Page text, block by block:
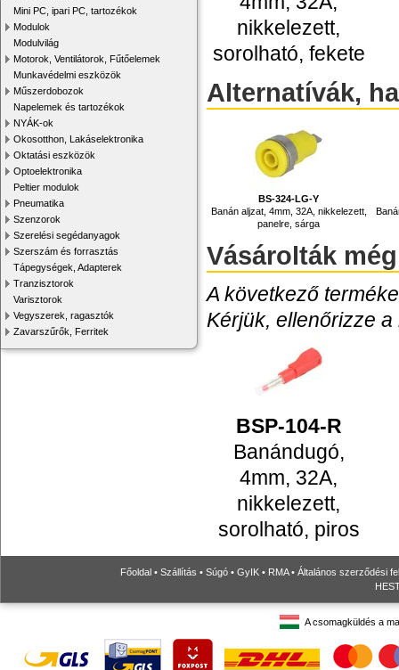
Mini PC, ipari PC, tartozékok
Modulok
Modulvilág
Motorok, Ventilátorok, Fűtőelemek
Munkavédelmi eszközök
Műszerdobozok
Napelemek és tartozékok
NYÁK-ok
Okosotthon, Lakáselektronika
Oktatási eszközök
Optoelektronika
Peltier modulok
Pneumatika
Szenzorok
Szerelési segédanyagok
Szerszám és forrasztás
Tápegységek, Adapterek
Tranzisztorok
Varisztorok
Vegyszerek, ragasztók
Zavarszűrők, Ferritek
nikkelezett,
sorolható, fekete
Alternatívák,
BS-324-LG-Y
Banán aljzat, 4mm, 32A, nikkelezett,
panelre, sárga
Vásárolták még
A következő
Kérjük, ellenőrizze
BSP-104-R
Banándugó,
4mm, 32A,
nikkelezett,
sorolható, piros
Főoldal • Szállítás • Súgó • GyIK • RMA• Általános szerződési
A csomagküldés a